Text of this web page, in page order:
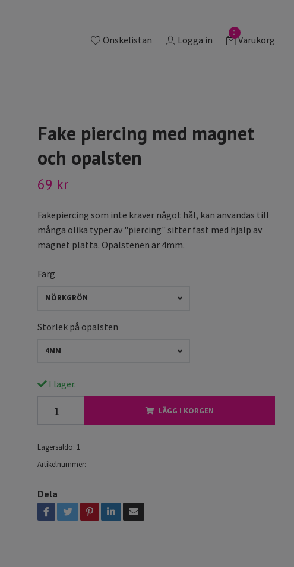
Önskelistan Logga in
0
Varukorg
Fake piercing med magnet
och opalsten
69 kr
Fakepiercing som inte kräver något hål, kan användas till
många olika typer av "piercing" sitter fast med hjälp av
magnet platta. Opalstenen är 4mm.
Färg
MÖRKGRÖN
Storlek på opalsten
4MM
I lager.
LÄGG I KORGEN
Lagersaldo: 1
Artikelnummer:
Dela